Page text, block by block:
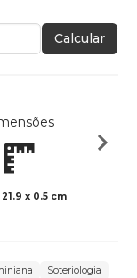
Calcular
21.9 x 0.5 cm
Soteriologia